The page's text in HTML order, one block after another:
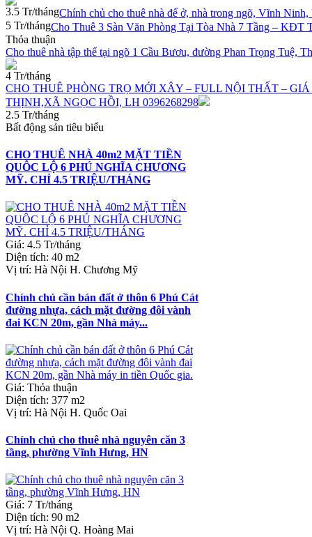
3.5 Tr/thángChính chủ cho thuê nhà để ở, nhà trong ngõ, Vĩnh
5 Tr/thángCho Thuê 3 Sàn Văn Phòng Tại Tòa Nhà 7 Tầng – KĐT
Thỏa thuận
Cho thuê nhà tập thể tại ngõ 1 Cầu Bươu, đường Phan Trọng Tuệ,
4 Tr/tháng
CHO THUÊ PHÒNG TRỌ MỚI XÂY – FULL NỘI THẤT –
THỊNH,XÃ NGỌC HỒI, LH 0396268298
2.5 Tr/tháng
Bất động sản tiêu biểu
CHO THUÊ NHÀ 40m2 MẶT TIỀN
QUÔC LỘ 6 PHÚ NGHĨA CHƯƠNG
MỸ. CHỈ 4.5 TRIỆU/THÁNG
Giá: 4.5 Tr/tháng
Diện tích: 40 m2
Vị trí: Hà Nội H. Chương Mỹ
Chính chủ cần bán đất ở thôn 6 Phú Cát
đường nhựa, cách mặt đường đôi vành
đai KCN 20m, gần Nhà máy...
Giá: Thỏa thuận
Diện tích: 377 m2
Vị trí: Hà Nội H. Quốc Oai
Chính chủ cho thuê nhà nguyên căn 3
tầng, phường Vĩnh Hưng, HN
Giá: 7 Tr/tháng
Diện tích: 90 m2
Vị trí: Hà Nội Q. Hoàng Mai